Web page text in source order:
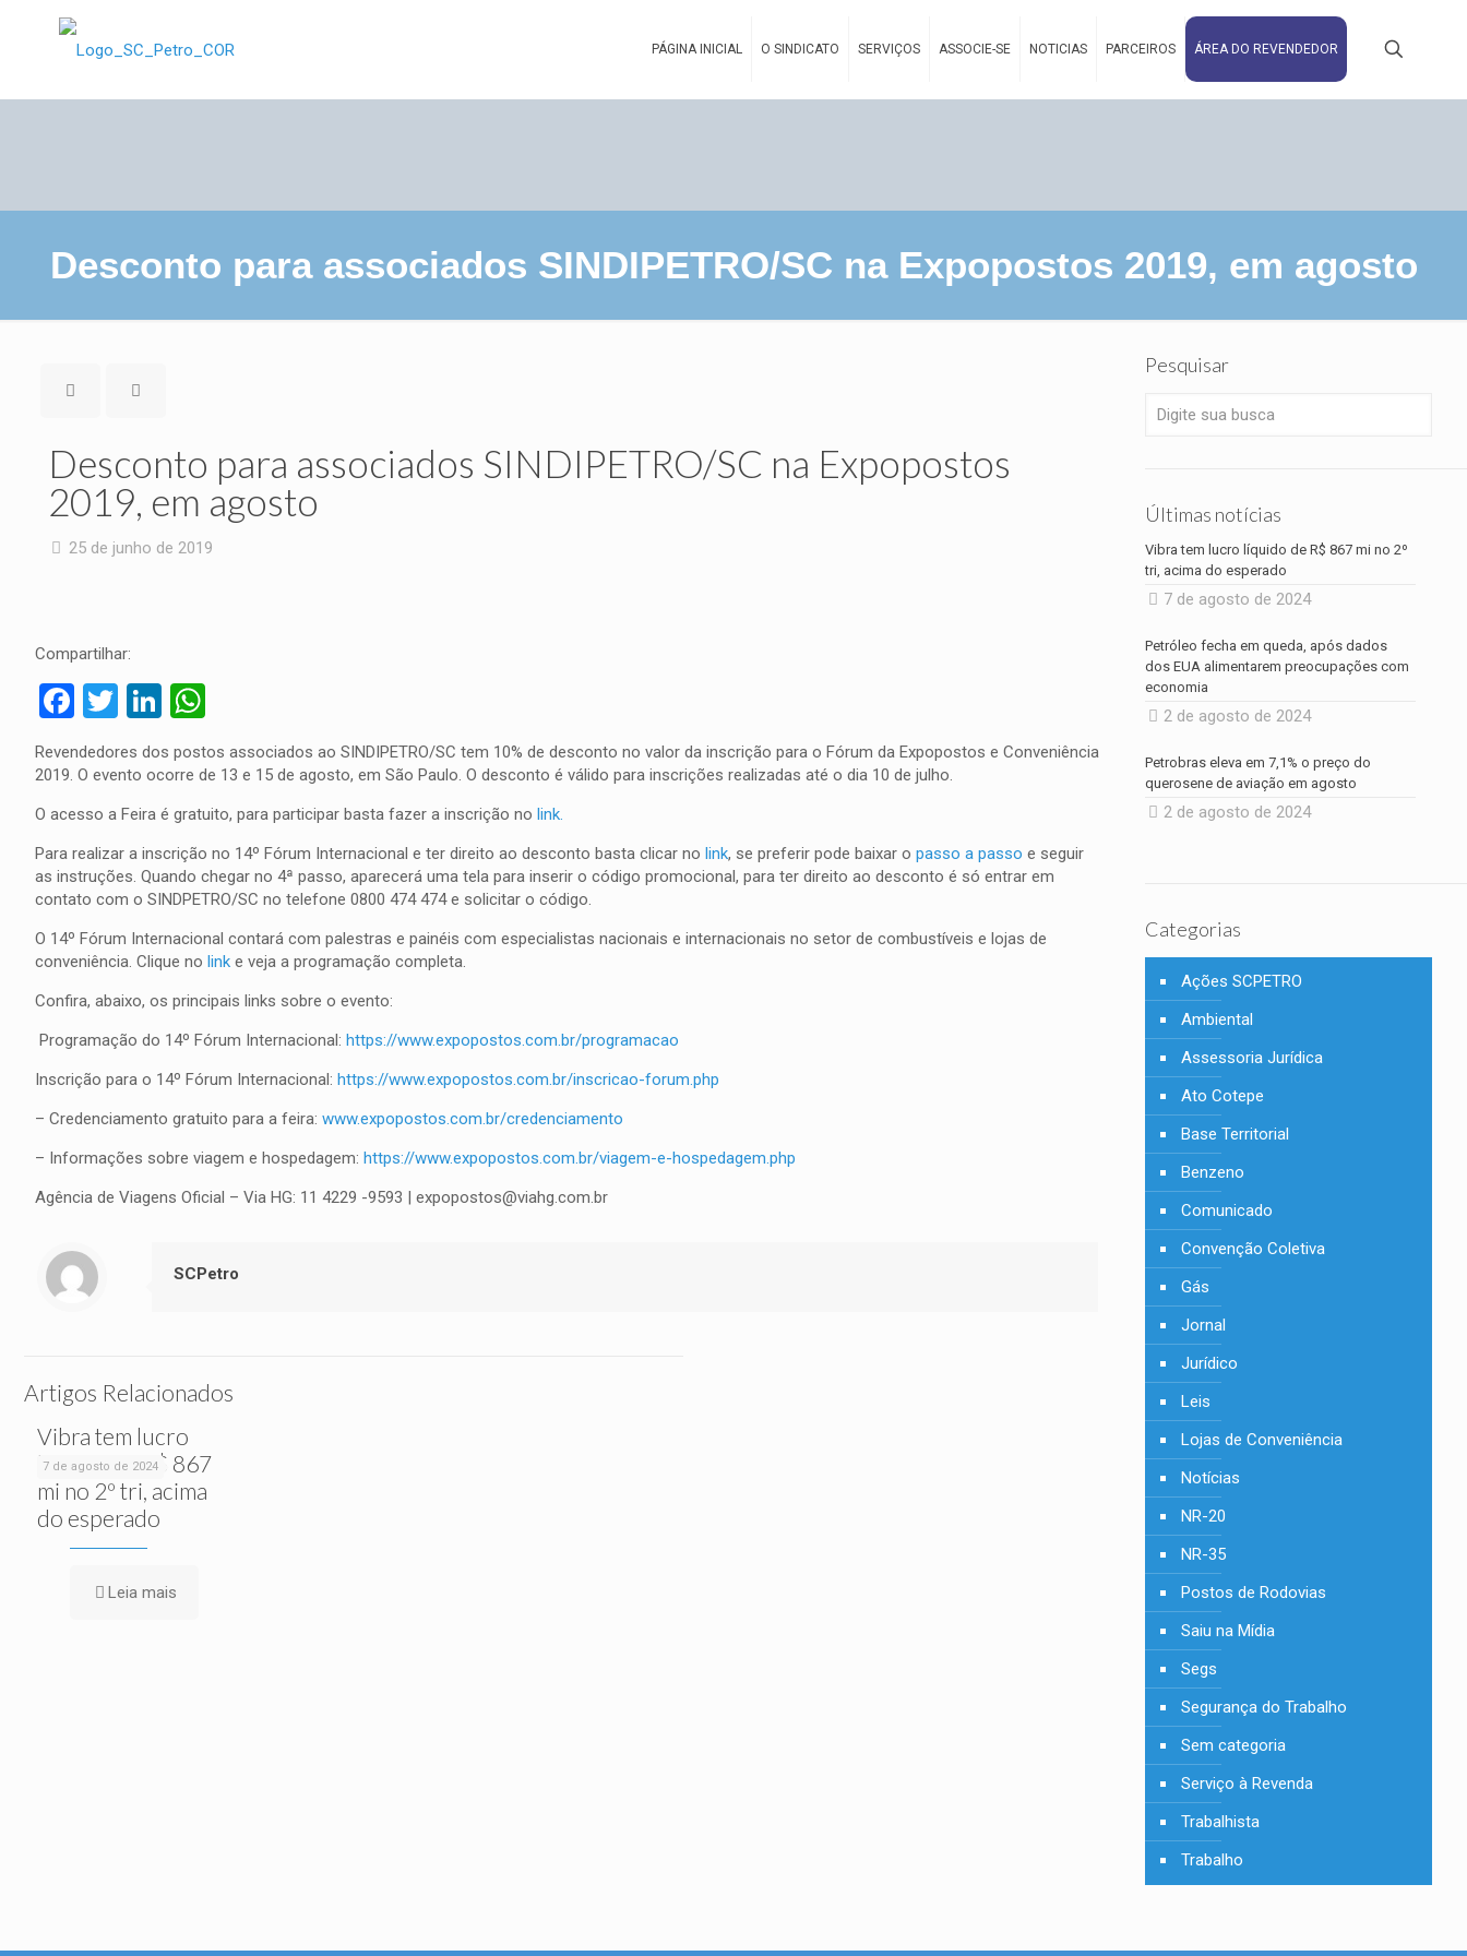
PÁGINA INICIAL O SINDICATO SERVIÇOS ASSOCIE-SE NOTICIAS PARCEIROS ÁREA DO REVENDEDOR
Desconto para associados SINDIPETRO/SC na Expopostos 2019, em agosto
Desconto para associados SINDIPETRO/SC na Expopostos
2019, em agosto
25 de junho de 2019
Compartilhar:
Facebook
TwitterLinkedIn
WhatsApp
Revendedores dos postos associados ao SINDIPETRO/SC tem 10% de desconto no valor da inscrição para o Fórum da Expopostos e Conveniência
2019. O evento ocorre de 13 e 15 de agosto, em São Paulo. O desconto é válido para inscrições realizadas até o dia 10 de julho.
O acesso a Feira é gratuito, para participar basta fazer a inscrição no link.
Para realizar a inscrição no 14º Fórum Internacional e ter direito ao desconto basta clicar no link, se preferir pode baixar o passo a passo e seguir
as instruções. Quando chegar no 4ª passo, aparecerá uma tela para inserir o código promocional, para ter direito ao desconto é só entrar em
contato com o SINDPETRO/SC no telefone 0800 474 474 e solicitar o código.
O 14º Fórum Internacional contará com palestras e painéis com especialistas nacionais e internacionais no setor de combustíveis e lojas de
conveniência. Clique no linke veja a programação completa.
Confira, abaixo, os principais links sobre o evento:
Programação do 14º Fórum Internacional: https://www.expopostos.com.br/programacao
Inscrição para o 14º Fórum Internacional: https://www.expopostos.com.br/inscricao-forum.php
– Credenciamento gratuito para a feira: www.expopostos.com.br/credenciamento
– Informações sobre viagem e hospedagem: https://www.expopostos.com.br/viagem-e-hospedagem.php
Agência de Viagens Oficial – Via HG: 11 4229 -9593 | expopostos@viahg.com.br
SCPetro
Artigos Relacionados
7 de agosto de 2024
Vibra tem lucro
líquido de R$ 867
mi no 2º tri, acima
do esperado
Leia mais
Pesquisar
Últimas notícias
Vibra tem lucro líquido de R$ 867 mi no 2º
tri, acima do esperado
7 de agosto de 2024
Petróleo fecha em queda, após dados
dos EUA alimentarem preocupações com
economia
2 de agosto de 2024
Petrobras eleva em 7,1% o preço do
querosene de aviação em agosto
2 de agosto de 2024
Categorias
Ações SCPETRO
Ambiental
Assessoria Jurídica
Ato Cotepe
Base Territorial
Benzeno
Comunicado
Convenção Coletiva
Gás
Jornal
Jurídico
Leis
Lojas de Conveniência
Notícias
NR-20
NR-35
Postos de Rodovias
Saiu na Mídia
Segs
Segurança do Trabalho
Sem categoria
Serviço à Revenda
Trabalhista
Trabalho